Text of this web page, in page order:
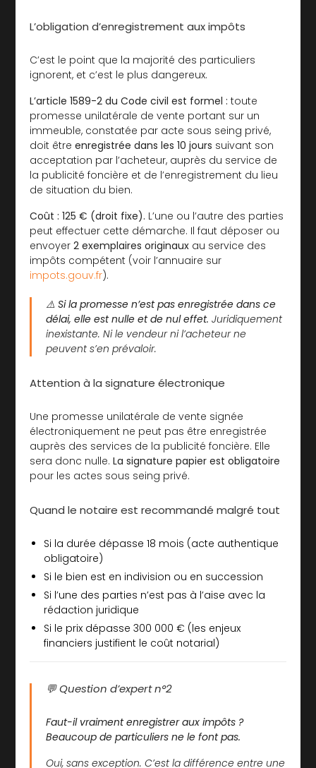
L’obligation d’enregistrement aux impôts
C’est le point que la majorité des particuliers
ignorent, et c’est le plus dangereux.
L’article 1589-2 du Code civil est formel : toute
promesse unilatérale de vente portant sur un
immeuble, constatée par acte sous seing privé,
doit êtreenregistrée dans les 10 jours suivant son
acceptation par l’acheteur, auprès du service de
la publicité foncière et de l’enregistrement du lieu
de situation du bien.
Coût : 125 € (droit fixe). L’une ou l’autre des parties
peut effectuer cette démarche. Il faut déposer ou
envoyer2 exemplaires originaux au service des
impôts compétent (voir l’annuaire sur
impots.gouv.fr).
⚠️Si la promesse n’est pas enregistrée dans ce
délai, elle est nulle et de nul effet. Juridiquement
inexistante. Ni le vendeur ni l’acheteur ne
peuvent s’en prévaloir.
Attention à la signature électronique
Une promesse unilatérale de vente signée
électroniquement ne peut pas être enregistrée
auprès des services de la publicité foncière. Elle
sera donc nulle.La signature papier est obligatoire
pour les actes sous seing privé.
Quand le notaire est recommandé malgré tout
Si la durée dépasse 18 mois (acte authentique
obligatoire)
Si le bien est en indivision ou en succession
Si l’une des parties n’est pas à l’aise avec la
rédaction juridique
Si le prix dépasse 300 000 € (les enjeux
financiers justifient le coût notarial)
💬 Question d’expert n°2
Faut-il vraiment enregistrer aux impôts ?
Beaucoup de particuliers ne le font pas.
Oui, sans exception. C’est la différence entre une